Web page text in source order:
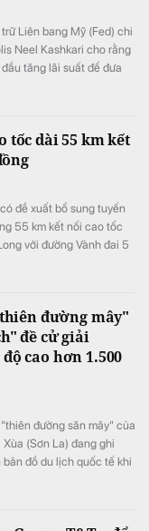
Liên bang Mỹ (Fed) chi
Neel Kashkari cho rằng
tăng lãi suất để đưa
tốc dài 55 km kết
đề xuất bổ sung tuyến
55 km kết nối cao tốc
với đường Vành đai 5
đường mây"
đề cử giải
cao hơn 1.500
đường săn mây" của
Xùa (Sơn La) đang ghi
đồ du lịch quốc tế khi